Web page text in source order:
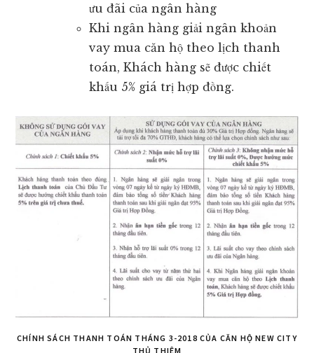
ưu đãi của ngân hàng
Khi ngân hàng giải ngân khoản
vay mua căn hộ theo lịch thanh
toán, Khách hàng sẽ được chiết
khấu 5% giá trị hợp đồng.
CHÍNH SÁCH THANH TOÁN THÁNG 3-2018 CỦA CĂN HỘ NEW CITY
THỦ THIÊM